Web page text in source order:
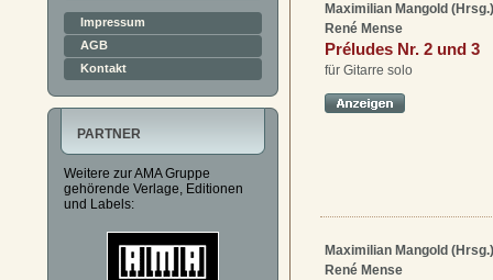
Impressum
AGB
Kontakt
PARTNER
Weitere zur AMA Gruppe
gehörende Verlage, Editionen
und Labels:
Maximilian Mangold (Hrsg.)
René Mense
Préludes Nr. 2 und 3
für Gitarre solo
Maximilian Mangold (Hrsg.)
René Mense